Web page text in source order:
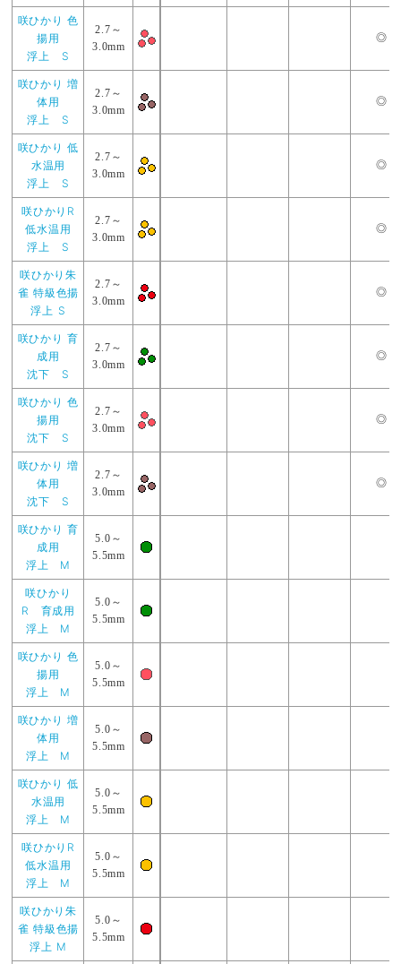
咲ひかり 色
揚用
浮上 S
2.7～
3.0mm
◎
咲ひかり 増
体用
浮上 S
2.7～
3.0mm
◎
咲ひかり 低
水温用
浮上 S
2.7～
3.0mm
◎
咲ひかりR
低水温用
浮上 S
2.7～
3.0mm
◎
咲ひかり朱
雀 特級色揚
浮上 S
2.7～
3.0mm
◎
咲ひかり 育
成用
沈下 S
2.7～
3.0mm
◎
咲ひかり 色
揚用
沈下 S
2.7～
3.0mm
◎
咲ひかり 増
体用
沈下 S
2.7～
3.0mm
◎
咲ひかり 育
成用
浮上 M
5.0～
5.5mm
咲ひかり
R 育成用
浮上 M
5.0～
5.5mm
咲ひかり 色
揚用
浮上 M
5.0～
5.5mm
咲ひかり 増
体用
浮上 M
5.0～
5.5mm
咲ひかり 低
水温用
浮上 M
5.0～
5.5mm
咲ひかりR
低水温用
浮上 M
5.0～
5.5mm
咲ひかり朱
雀 特級色揚
浮上 M
5.0～
5.5mm